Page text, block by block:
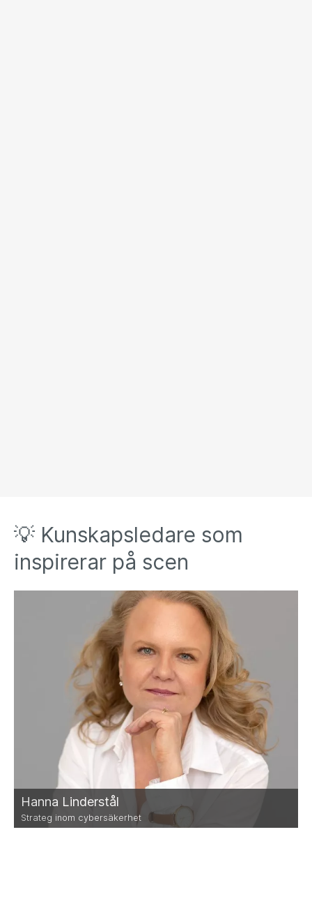
💡 Kunskapsledare som
inspirerar på scen
Hanna Linderstål
Strateg inom cybersäkerhet